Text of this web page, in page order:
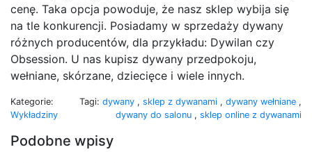
cenę. Taka opcja powoduje, że nasz sklep wybija się
na tle konkurencji. Posiadamy w sprzedaży dywany
różnych producentów, dla przykładu: Dywilan czy
Obsession. U nas kupisz dywany przedpokoju,
wełniane, skórzane, dziecięce i wiele innych.
Kategorie:
Wykładziny
Tagi: dywany , sklep z dywanami , dywany wełniane ,
dywany do salonu , sklep online z dywanami
Podobne wpisy